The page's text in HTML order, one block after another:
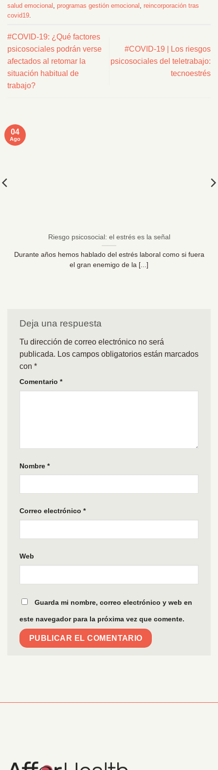
salud emocional
programas gestión emocional
reincorporación tras
covid19
#COVID-19: ¿Qué factores
psicosociales podrán verse
afectados al retomar la
situación habitual de
trabajo?
#COVID-19 | Los riesgos
psicosociales del teletrabajo:
tecnoestrés
Riesgo psicosocial: el estrés es la señal
Durante años hemos hablado del estrés laboral como si fuera
el gran enemigo de la [...]
04
Ago
Deja una respuesta
Tu dirección de correo electrónico no será
publicada. Los campos obligatorios están marcados
con *
Comentario *
Nombre *
Correo electrónico *
Web
Guarda mi nombre, correo electrónico y web en
este navegador para la próxima vez que comente.